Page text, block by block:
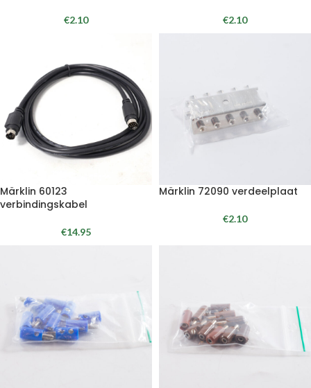
€2.10 €2.10
Märklin 60123
verbindingskabel
€14.95
Märklin 72090 verdeelplaat
€2.10